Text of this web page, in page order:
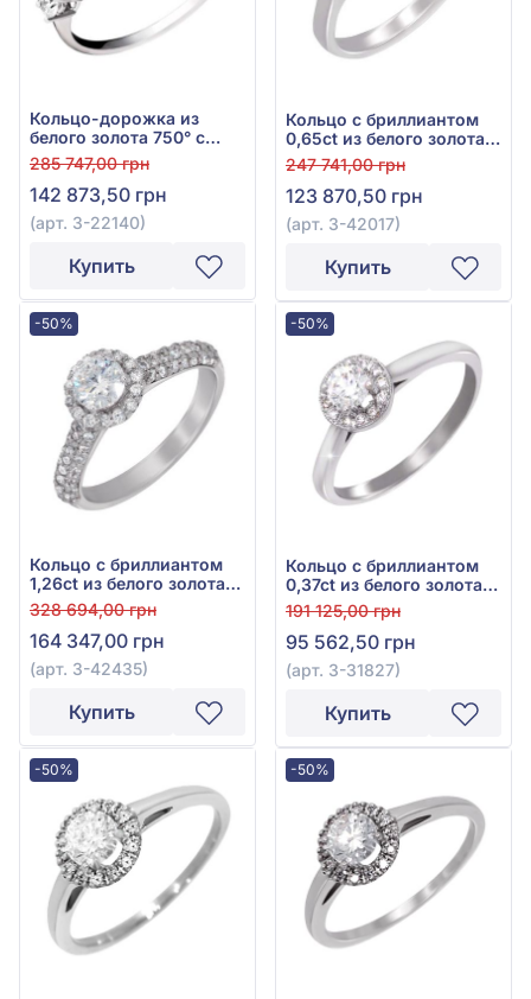
Кольцо-дорожка из
белого золота 750° с
бриллиантами 1,04ct,
арт. 3-22140
285 747,00 грн
142 873,50 грн
(арт. 3-22140)
Купить
Кольцо с бриллиантом
0,65ct из белого золота
750°, арт. 3-42017
247 741,00 грн
123 870,50 грн
(арт. 3-42017)
Купить
-50%
Кольцо с бриллиантом
1,26ct из белого золота
750°, арт. 3-42435
328 694,00 грн
164 347,00 грн
(арт. 3-42435)
Купить
-50%
Кольцо с бриллиантом
0,37ct из белого золота
750°, арт. 3-31827
191 125,00 грн
95 562,50 грн
(арт. 3-31827)
Купить
-50% -50%